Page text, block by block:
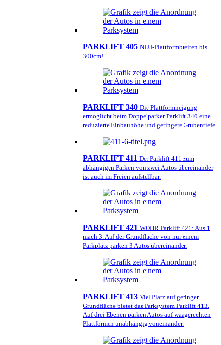
PARKLIFT 405 NEU-Plattformbreiten bis
300cm!
PARKLIFT 340 Die Plattformneigung
ermöglicht beim Doppelparker Parklift 340 eine
reduzierte Einbauhöhe und geringere Grubentiefe.
PARKLIFT 411 Der Parklift 411 zum
abhängigen Parken von zwei Autos übereinander
ist auch im Freien aufstellbar.
PARKLIFT 421 WÖHR Parklift 421: Aus 1
mach 3. Auf der Grundfläche von nur einem
Parkplatz parken 3 Autos übereinander.
PARKLIFT 413 Viel Platz auf geringer
Grundfläche bietet das Parksystem Parklift 413.
Auf drei Ebenen parken Autos auf waagerechten
Plattformen unabhängig voneinander.